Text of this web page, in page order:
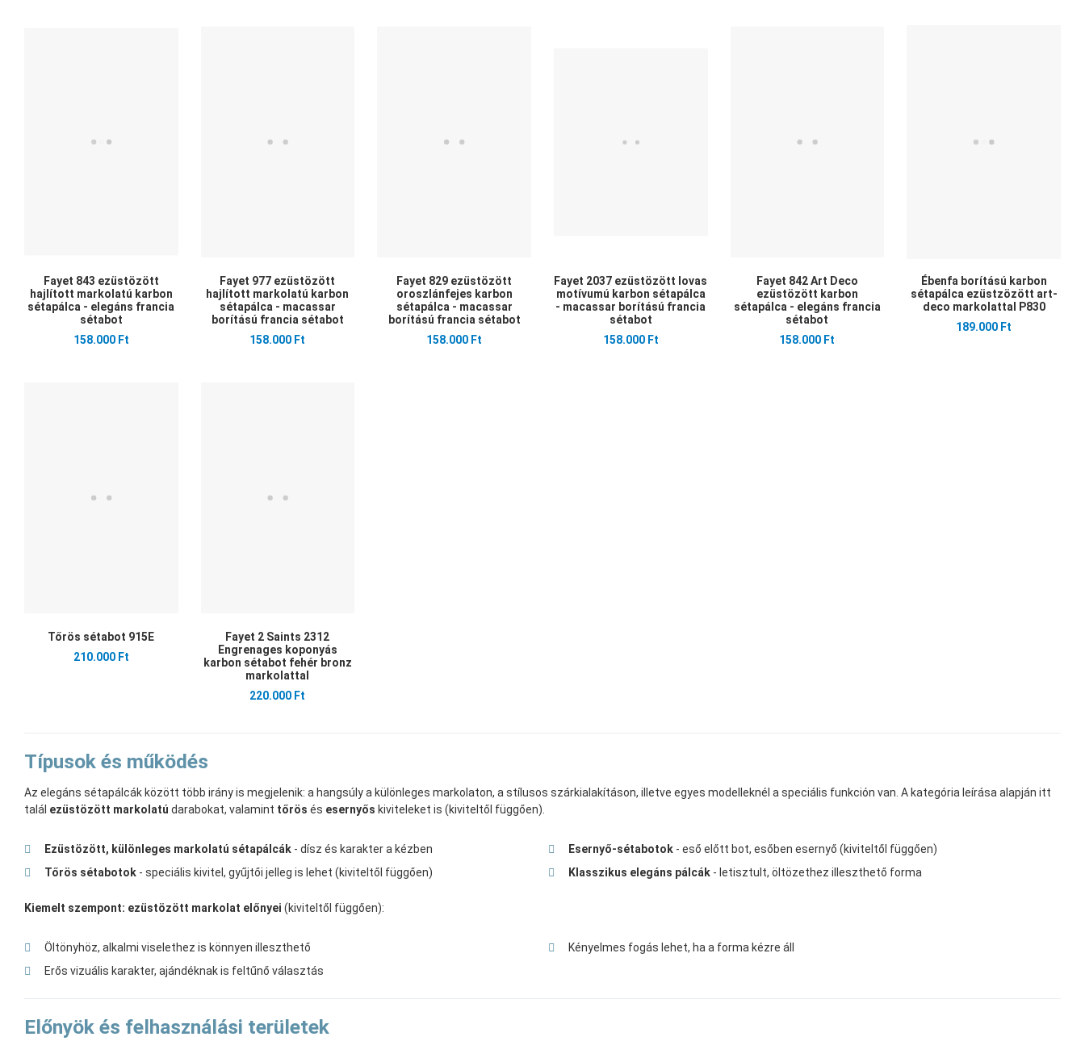
Fayet 843 ezüstözött
hajlított markolatú karbon
sétapálca - elegáns francia
sétabot
158.000 Ft
Fayet 977 ezüstözött
hajlított markolatú karbon
sétapálca - macassar
borítású francia sétabot
158.000 Ft
Fayet 829 ezüstözött
oroszlánfejes karbon
sétapálca - macassar
borítású francia sétabot
158.000 Ft
Fayet 2037 ezüstözött lovas
motívumú karbon sétapálca
- macassar borítású francia
sétabot
158.000 Ft
Fayet 842 Art Deco
ezüstözött karbon
sétapálca - elegáns francia
sétabot
158.000 Ft
Ébenfa borítású karbon
sétapálca ezüstzözött art-
deco markolattal P830
189.000 Ft
Tőrös sétabot 915E
210.000 Ft
Fayet 2 Saints 2312
Engrenages koponyás
karbon sétabot fehér bronz
markolattal
220.000 Ft
Típusok és működés
Az elegáns sétapálcák között több irány is megjelenik: a hangsúly a különleges markolaton, a stílusos szárkialakításon, illetve egyes modelleknél a speciális funkción van. A kategória leírása alapján itt
talál ezüstözött markolatú darabokat, valamint tőrös és esernyős kiviteleket is (kiviteltől függően).
Ezüstözött, különleges markolatú sétapálcák - dísz és karakter a kézben
Tőrös sétabotok - speciális kivitel, gyűjtői jelleg is lehet (kiviteltől függően)
Esernyő-sétabotok - eső előtt bot, esőben esernyő (kiviteltől függően)
Klasszikus elegáns pálcák - letisztult, öltözethez illeszthető forma
Kiemelt szempont: ezüstözött markolat előnyei (kiviteltől függően):
Öltönyhöz, alkalmi viselethez is könnyen illeszthető
Erős vizuális karakter, ajándéknak is feltűnő választás
Kényelmes fogás lehet, ha a forma kézre áll
Előnyök és felhasználási területek